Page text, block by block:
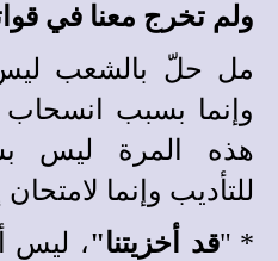
ولم تخرج معنا في
مل حلّ بالشعب
وإنما بسبب
هذه المرة ليس
للتأديب وإنما لامتحان
*
"قد أخزيتنا"، ليس